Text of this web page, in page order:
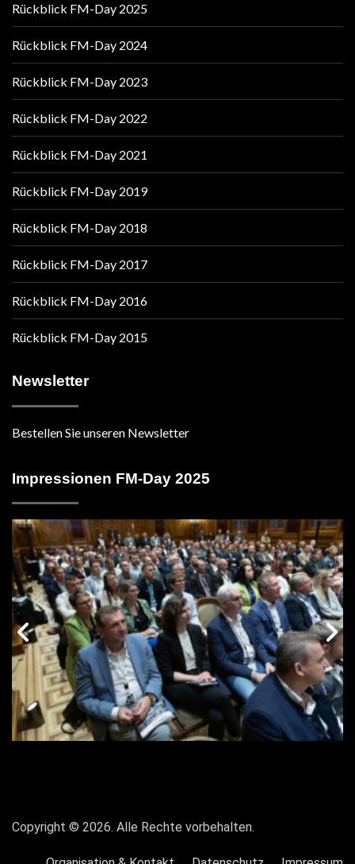
Rückblick FM-Day 2025
Rückblick FM-Day 2024
Rückblick FM-Day 2023
Rückblick FM-Day 2022
Rückblick FM-Day 2021
Rückblick FM-Day 2019
Rückblick FM-Day 2018
Rückblick FM-Day 2017
Rückblick FM-Day 2016
Rückblick FM-Day 2015
Newsletter
Bestellen Sie unseren Newsletter
Impressionen FM-Day 2025
vorige
Galerie
Copyright © 2026. Alle Rechte vorbehalten.